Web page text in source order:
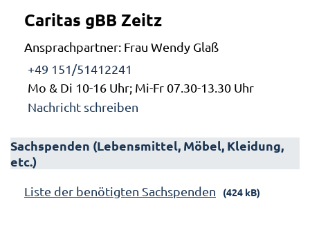
Caritas gBB Zeitz
Ansprachpartner: Frau Wendy Glaß
+49 151/51412241
Mo & Di 10-16 Uhr; Mi-Fr 07.30-13.30 Uhr
Nachricht schreiben
Sachspenden (Lebensmittel, Möbel, Kleidung,
etc.)
Liste der benötigten Sachspenden (424 kB)